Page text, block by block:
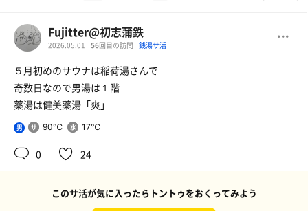
Fujitter@初志蒲鉄
2026.05.01 56回目の訪問 銭湯サ活
５月初めのサウナは稲荷湯さんで
奇数日なので男湯は１階
薬湯は健美薬湯「爽」
男 90℃ 17℃
0 24
このサ活が気に入ったらトントゥをおくってみよう